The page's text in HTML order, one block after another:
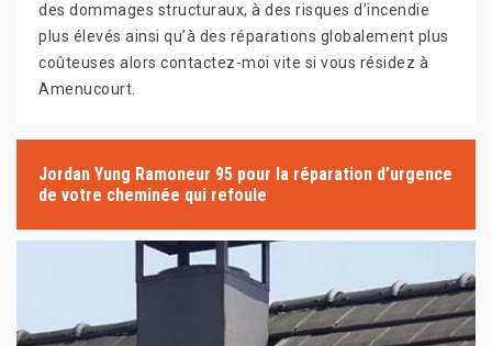
des dommages structuraux, à des risques d’incendie
plus élevés ainsi qu’à des réparations globalement plus
coûteuses alors contactez-moi vite si vous résidez à
Amenucourt.
Jordan Yung Ramoneur 95 pour la réparation d’urgence
de votre cheminée qui refoule